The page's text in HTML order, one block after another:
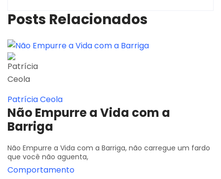
Posts Relacionados
Patrícia Ceola
Não Empurre a Vida com a
Barriga
Não Empurre a Vida com a Barriga, não carregue um fardo
que você não aguenta,
Comportamento